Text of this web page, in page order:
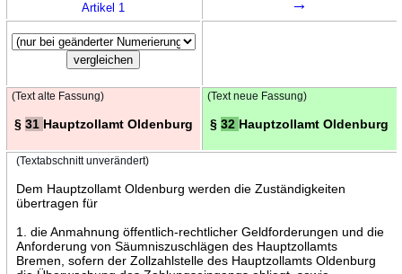
Artikel 1
(Text alte Fassung)
§ 31 Hauptzollamt Oldenburg
(Text neue Fassung)
§ 32 Hauptzollamt Oldenburg
(Textabschnitt unverändert)
Dem Hauptzollamt Oldenburg werden die Zuständigkeiten
übertragen für
1. die Anmahnung öffentlich-rechtlicher Geldforderungen und die
Anforderung von Säumniszuschlägen des Hauptzollamts
Bremen, sofern der Zollzahlstelle des Hauptzollamts Oldenburg